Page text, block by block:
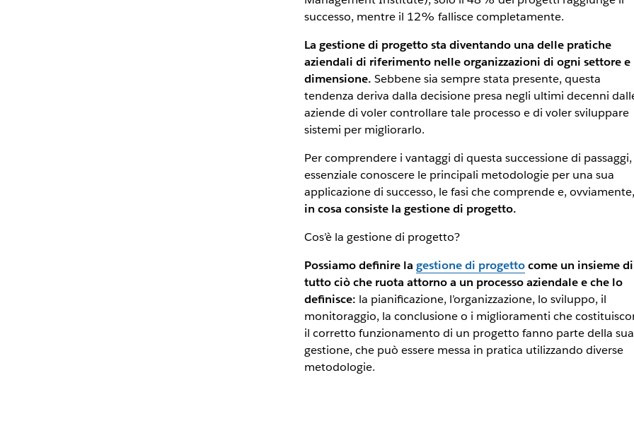
successo, mentre il 12% fallisce completamente.
La gestione di progetto sta diventando una delle pratiche
aziendali di riferimento nelle organizzazioni di ogni settore e
dimensione. Sebbene sia sempre stata presente, questa
tendenza deriva dalla decisione presa negli ultimi decenni
aziende di voler controllare tale processo e di voler sviluppare
sistemi per migliorarlo.
Per comprendere i vantaggi di questa successione di passaggi,
essenziale conoscere le principali metodologie per una sua
applicazione di successo, le fasi che comprende e, ovviamente,
in cosa consiste la gestione di progetto.
Cos’è la gestione di progetto?
Possiamo definire la gestione di progettocome un insieme di
tutto ciò che ruota attorno a un processo aziendale e che lo
definisce: la pianificazione, l’organizzazione, lo sviluppo, il
monitoraggio, la conclusione o i miglioramenti che
il corretto funzionamento di un progetto fanno parte della sua
gestione, che può essere messa in pratica utilizzando diverse
metodologie.